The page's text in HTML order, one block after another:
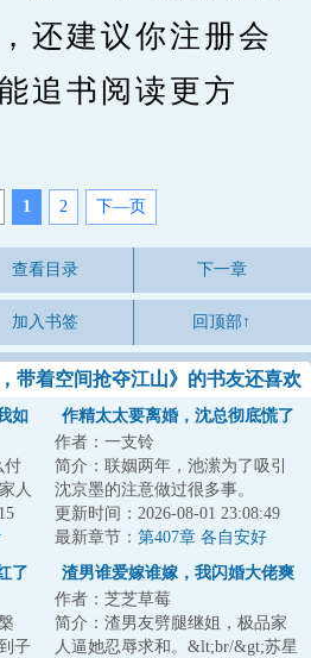
还建议你注册会
追书阅读更方
1 2 下—页
查看目录 下一章
加入书签 回顶部↑
带着空间抢夺江山》的书友还喜欢
看
如
付
人
作精太太要离婚，沈总彻底慌了
作者：一支铃
简介：联姻两年，池潆为了吸引
沈京墨的注意做过很多事。
&lt;br/&gt;然而得到他最多的一句
回应就是：别作...
更新时间：2026-08-01 23:08:49
最新章节： 第407章 各自安好
了
子
渣男谁爱嫁谁嫁，我闪婚大佬爽
翻了
作者：芝芝草莓
简介：渣男友劈腿继姐，极品家
人逼她忍辱求和。&lt;br/&gt;苏星